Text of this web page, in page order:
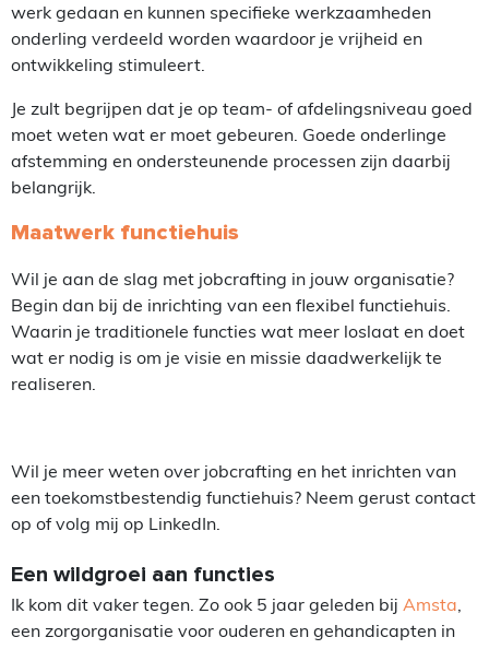
werk gedaan en kunnen specifieke werkzaamheden
onderling verdeeld worden waardoor je vrijheid en
ontwikkeling stimuleert.
Je zult begrijpen dat je op team- of afdelingsniveau goed
moet weten wat er moet gebeuren. Goede onderlinge
afstemming en ondersteunende processen zijn daarbij
belangrijk.
Maatwerk functiehuis
Wil je aan de slag met jobcrafting in jouw organisatie?
Begin dan bij de inrichting van een flexibel functiehuis.
Waarin je traditionele functies wat meer loslaat en doet
wat er nodig is om je visie en missie daadwerkelijk te
realiseren.
Wil je meer weten over jobcrafting en het inrichten van
een toekomstbestendig functiehuis? Neem gerust contact
op of volg mij op LinkedIn.
Een wildgroei aan functies
Ik kom dit vaker tegen. Zo ook 5 jaar geleden bij Amsta,
een zorgorganisatie voor ouderen en gehandicapten in